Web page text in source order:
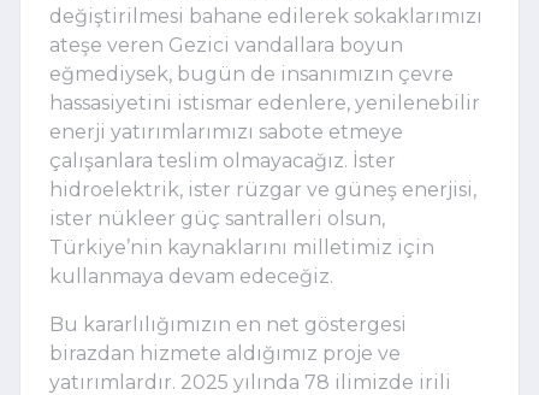
değiştirilmesi bahane edilerek sokaklarımızı
ateşe veren Gezici vandallara boyun
eğmediysek, bugün de insanımızın çevre
hassasiyetini istismar edenlere, yenilenebilir
enerji yatırımlarımızı sabote etmeye
çalışanlara teslim olmayacağız. İster
hidroelektrik, ister rüzgar ve güneş enerjisi,
ister nükleer güç santralleri olsun,
Türkiye’nin kaynaklarını milletimiz için
kullanmaya devam edeceğiz.
Bu kararlılığımızın en net göstergesi
birazdan hizmete aldığımız proje ve
yatırımlardır. 2025 yılında 78 ilimizde irili